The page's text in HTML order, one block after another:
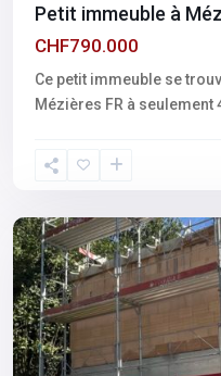
Petit immeuble à
CHF790.000
Ce petit immeuble se
Mézières FR à seulement
Fribourg